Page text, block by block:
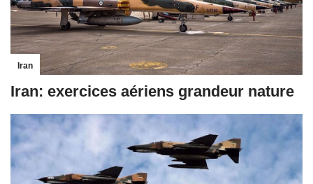
Iran
Iran: exercices aériens grandeur nature